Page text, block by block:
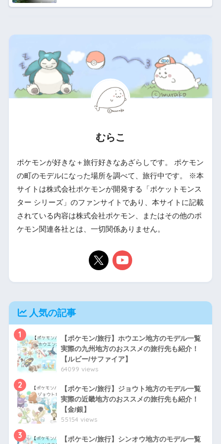
むらこ
ポケモンが好きな＋旅行好きなあざらしです。 ポケモン
の町のモデルになった場所を調べて、旅行中です。 ※本
サイトは株式会社ポケモンが開発する「ポケットモンス
ター シリーズ」のファンサイトであり、本サイトに記載
されている内容は株式会社ポケモン、またはその他のポ
ケモン関連各社とは、一切関係ありません。
人気の記事
1
【ポケモン/旅行】ホウエン地方のモデル一覧
実際の九州地方のおススメの旅行先も紹介！
【ルビー/サファイア】
64099 views
2
【ポケモン/旅行】ジョウト地方のモデル一覧
実際の近畿地方のおススメの旅行先も紹介！
【金/銀】
55154 views
3
【ポケモン/旅行】シンオウ地方のモデル一覧